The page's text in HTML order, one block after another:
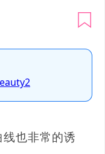
也非常的诱